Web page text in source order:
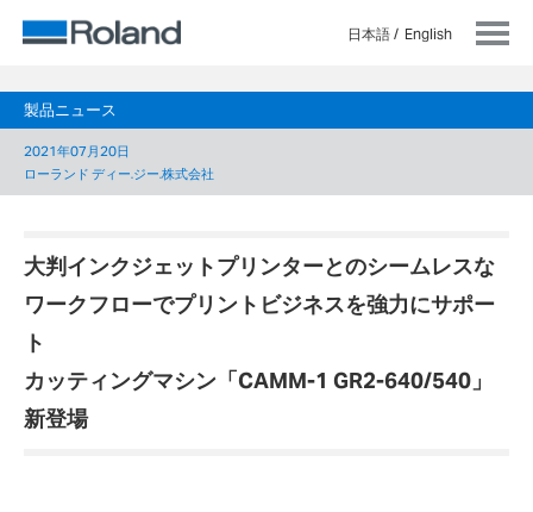
日本語 English
製品ニュース
2021年07月20日
ローランド ディー.ジー.株式会社
大判インクジェットプリンターとのシームレスな
ワークフローでプリントビジネスを強力にサポー
ト
カッティングマシン「CAMM-1 GR2-640/540」
新登場